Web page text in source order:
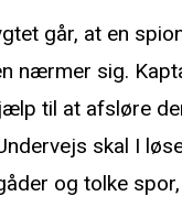
går, at en
nærmer sig.
til at afsløre
skal I
og tolke